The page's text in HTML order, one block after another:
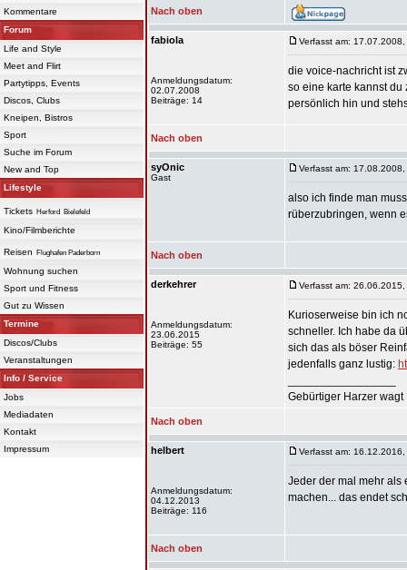
Kommentare
Forum
Life and Style
Meet and Flirt
Partytipps, Events
Discos, Clubs
Kneipen, Bistros
Sport
Suche im Forum
New and Top
Lifestyle
Tickets Herford Bielefeld
Kino/Filmberichte
Reisen Flughafen Paderborn
Wohnung suchen
Sport und Fitness
Gut zu Wissen
Termine
Discos/Clubs
Veranstaltungen
Info / Service
Jobs
Mediadaten
Kontakt
Impressum
Nach oben
fabiola
Anmeldungsdatum:
02.07.2008
Beiträge: 14
Verfasst am:
die voice-nachricht ist
so eine karte kannst
persönlich hin und
Nach oben
syOnic
Gast
Verfasst am:
also ich finde man
rüberzubringen, wenn
Nach oben
derkehrer
Anmeldungsdatum:
23.06.2015
Beiträge: 55
Verfasst am:
Kurioserweise bin ich
schneller. Ich habe da
sich das als böser
jedenfalls ganz lustig:
Gebürtiger Harzer
Nach oben
helbert
Anmeldungsdatum:
04.12.2013
Beiträge: 116
Verfasst am: 16.12.2016,
Jeder der mal mehr als
machen... das endet
Nach oben